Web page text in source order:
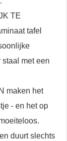
TE
tafel
met een
maken het
- en het op
duurt slechts